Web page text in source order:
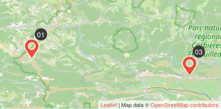
01
03
Leaflet| Map data ©OpenStreetMap contributors